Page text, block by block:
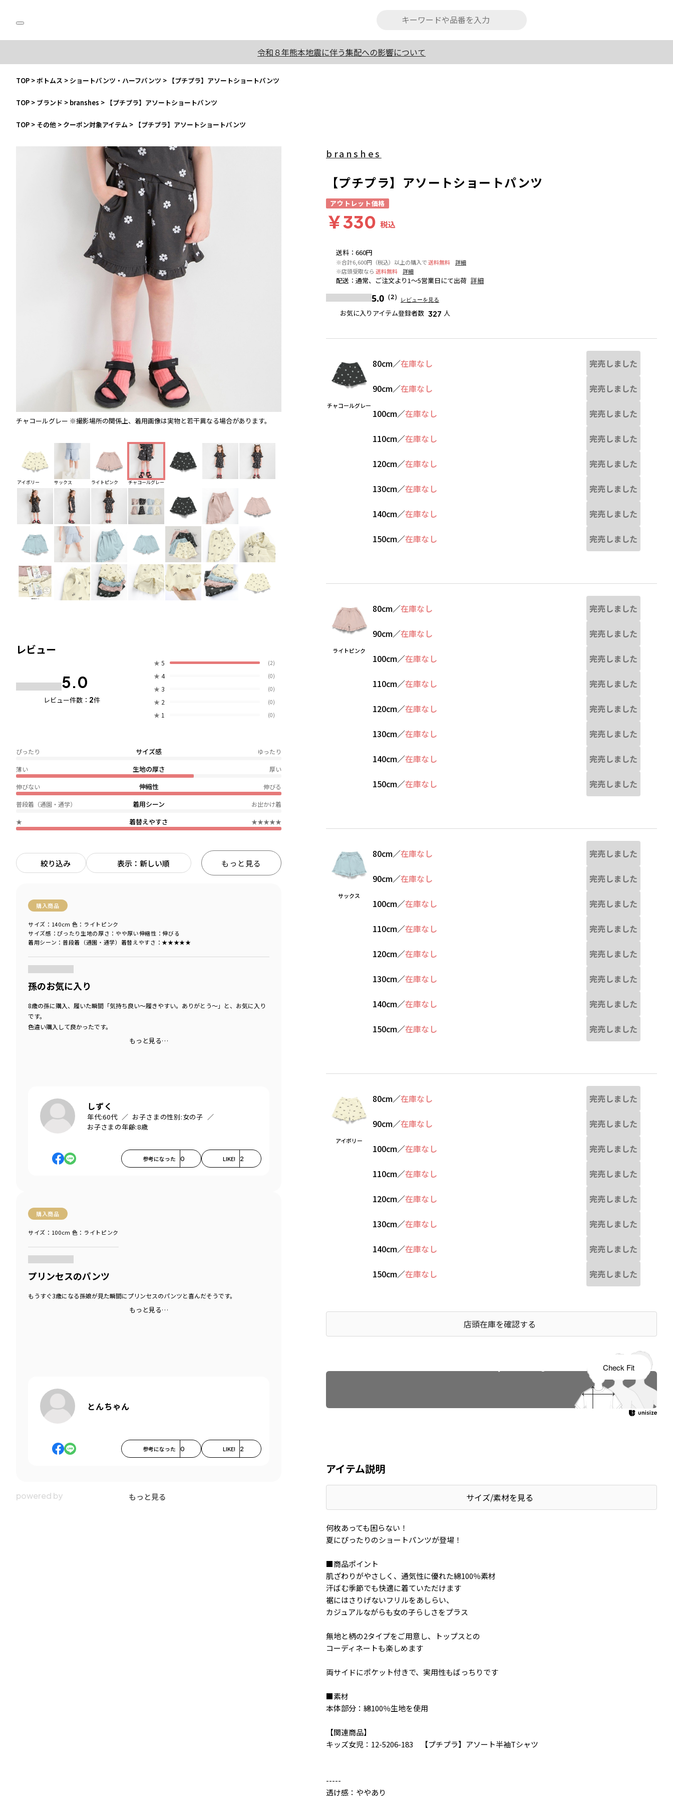
令和８年熊本地震に伴う集配への影響について
TOP >ボトムス > ショートパンツ・ハーフパンツ > 【プチプラ】アソートショートパンツ
TOP > ブランド > branshes > 【プチプラ】アソートショートパンツ
TOP > その他 > クーポン対象アイテム > 【プチプラ】アソートショートパンツ
チャコールグレー ※撮影場所の関係上、着用画像は実物と若干異なる場合があります。 チャコールグレー
アイボリー サックス ライトピンク チャコールグレー
レビュー
5.0
レビュー件数： 2件
★ 5 (2)
★ 4 (0)
★ 3 (0)
★ 2 (0)
★ 1 (0)
サイズ感
ぴったり ゆったり
生地の厚さ
薄い 厚い
伸縮性
伸びない 伸びる
着用シーン
普段着（通園・通学） お出かけ着
着替えやすさ
★ ★★★★★
絞り込み 表示：新しい順 もっと見る
購入商品
サイズ感 ：ぴったり 生地の厚さ ：やや厚い伸縮性 ：伸びる
着用シーン ：普段着（通園・通学） 着替えやすさ ：★★★★★
サイズ：140cm 色：ライトピンク
孫のお気に入り
8歳の孫に購入、履いた瞬間「気持ち良い〜履きやすい。ありがとう〜」と、お気に入り
です。
色違い購入して良かったです。
もっと見る…
しずく
年代:60代 お子さまの性別:女の子
お子さまの年齢:8歳
参考になった 0 LIKE! 2
購入商品
サイズ：100cm 色：ライトピンク
プリンセスのパンツ
もうすぐ3歳になる孫娘が見た瞬間にプリンセスのパンツと喜んだそうです。
もっと見る…
とんちゃん
参考になった 0 LIKE! 2
もっと見る
送料 ： 660円
※合計6,600円（税込）以上の購入で送料無料
詳細
※店頭受取なら 送料無料 詳細
配送 ： 通常、ご注文より1～5営業日にて出荷 詳細
5.0 （2） レビューを見る
お気に入りアイテム登録者数 327 人
branshes
【プチプラ】アソートショートパンツ
アウトレット価格
￥330 税込
チャコールグレー
80cm／在庫なし 完売しました
90cm／在庫なし 完売しました
100cm／在庫なし 完売しました
110cm／在庫なし 完売しました
120cm／在庫なし 完売しました
130cm／在庫なし 完売しました
140cm／在庫なし 完売しました
150cm／在庫なし 完売しました
ライトピンク
80cm／在庫なし 完売しました
90cm／在庫なし 完売しました
100cm／在庫なし 完売しました
110cm／在庫なし 完売しました
120cm／在庫なし 完売しました
130cm／在庫なし 完売しました
140cm／在庫なし 完売しました
150cm／在庫なし 完売しました
サックス
80cm／在庫なし 完売しました
90cm／在庫なし 完売しました
100cm／在庫なし 完売しました
110cm／在庫なし 完売しました
120cm／在庫なし 完売しました
130cm／在庫なし 完売しました
140cm／在庫なし 完売しました
150cm／在庫なし 完売しました
アイボリー
80cm／在庫なし 完売しました
90cm／在庫なし 完売しました
100cm／在庫なし 完売しました
110cm／在庫なし 完売しました
120cm／在庫なし 完売しました
130cm／在庫なし 完売しました
140cm／在庫なし 完売しました
150cm／在庫なし 完売しました
店頭在庫を確認する
アイテム説明
サイズ/素材を見る
何枚あっても困らない！
夏にぴったりのショートパンツが登場！
■商品ポイント
肌ざわりがやさしく、通気性に優れた綿100％素材
汗ばむ季節でも快適に着ていただけます
裾にはさりげないフリルをあしらい、
カジュアルながらも女の子らしさをプラス
無地と柄の2タイプをご用意し、トップスとの
コーディネートも楽しめます
両サイドにポケット付きで、実用性もばっちりです
■素材
本体部分：綿100％生地を使用
【関連商品】
キッズ女児：12-5206-183 【プチプラ】アソート半袖Tシャツ
-----
透け感：ややあり
Check Fit